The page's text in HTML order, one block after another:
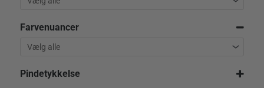
Farvenuancer
Pindetykkelse